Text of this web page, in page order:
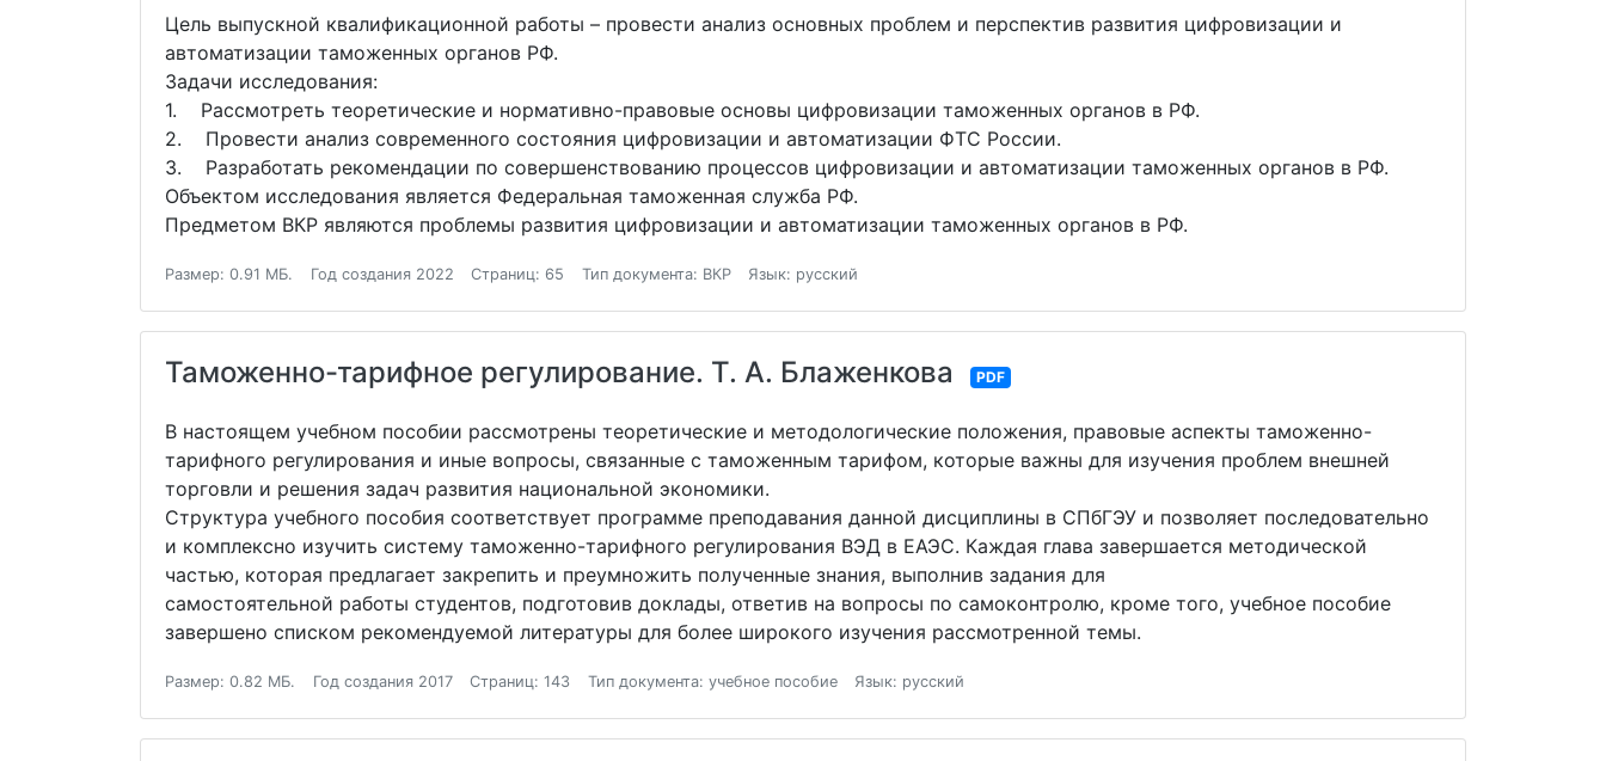
Цель выпускной квалификационной работы – провести анализ основных проблем и перспектив развития цифровизации и
автоматизации таможенных органов РФ.
Задачи исследования:
1. Рассмотреть теоретические и нормативно-правовые основы цифровизации таможенных органов в РФ.
2. Провести анализ современного состояния цифровизации и автоматизации ФТС России.
3. Разработать рекомендации по совершенствованию процессов цифровизации и автоматизации таможенных органов в РФ.
Объектом исследования является Федеральная таможенная служба РФ.
Предметом ВКР являются проблемы развития цифровизации и автоматизации таможенных органов в РФ.
Размер: 0.91 МБ. Год создания 2022 Страниц: 65 Тип документа: ВКР Язык: русский
Таможенно-тарифное регулирование. Т. А. Блаженкова PDF
В настоящем учебном пособии рассмотрены теоретические и методологические положения, правовые аспекты таможенно-
тарифного регулирования и иные вопросы, связанные с таможенным тарифом, которые важны для изучения проблем внешней
торговли и решения задач развития национальной экономики.
Структура учебного пособия соответствует программе преподавания данной дисциплины в СПбГЭУ и позволяет последовательно
и комплексно изучить систему таможенно-тарифного регулирования ВЭД в ЕАЭС. Каждая глава завершается методической
частью, которая предлагает закрепить и преумножить полученные знания, выполнив задания для
самостоятельной работы студентов, подготовив доклады, ответив на вопросы по самоконтролю, кроме того, учебное пособие
завершено списком рекомендуемой литературы для более широкого изучения рассмотренной темы.
Размер: 0.82 МБ. Год создания 2017 Страниц: 143 Тип документа: учебное пособие Язык: русский